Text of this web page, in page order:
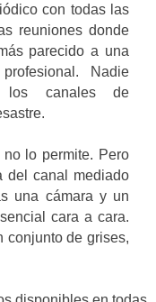
con todas las
reuniones donde
parecido a una
Nadie
los canales de
lo permite. Pero
del canal mediado
una cámara y un
cara a cara.
conjunto de grises,